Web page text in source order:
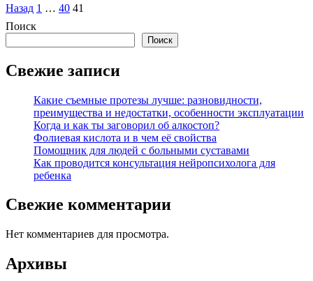
Пагинация
записей
Назад 1 … 40 41
Поиск
Поиск
Свежие записи
Какие съемные протезы лучше: разновидности,
преимущества и недостатки, особенности эксплуатации
Когда и как ты заговорил об алкостоп?
Фолиевая кислота и в чем её свойства
Помощник для людей с больными суставами
Как проводится консультация нейропсихолога для
ребенка
Свежие комментарии
Нет комментариев для просмотра.
Архивы